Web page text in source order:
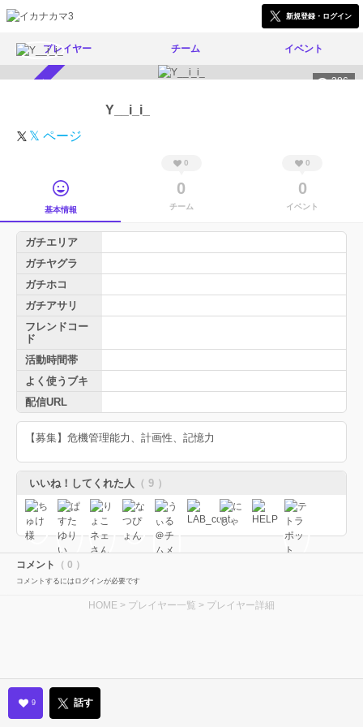
新規登録・ログイン
プレイヤー チーム イベント
386
Y__i_i_
𝕏 ページ
基本情報
0
0
チーム
0
0
イベント
ガチエリア
ガチヤグラ
ガチホコ
ガチアサリ
フレンドコー
ド
活動時間帯
よく使うブキ
配信URL
【募集】危機管理能力、計画性、記憶力
いいね！してくれた人 （ 9 ）
コメント （ 0 ）
コメントするにはログインが必要です
HOME > プレイヤー一覧 > プレイヤー詳細
9 話す